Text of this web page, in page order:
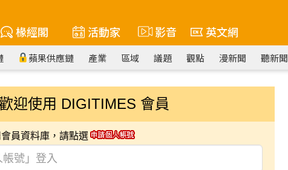
椽經閣 活動家 影音 英文網
蘋果供應鏈 產業 區域 議題 觀點 漫新聞 聽新聞
迎使用 DIGITIMES 會員
員資料庫，請點選